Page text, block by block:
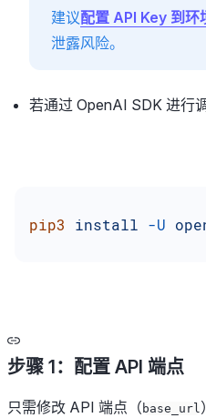
建议配置 API Key 到环
泄露风险。
若通过 OpenAI SDK 进行
pip3 install -U
步骤 1：配置 API 端点
只需修改 API 端点（ base_url